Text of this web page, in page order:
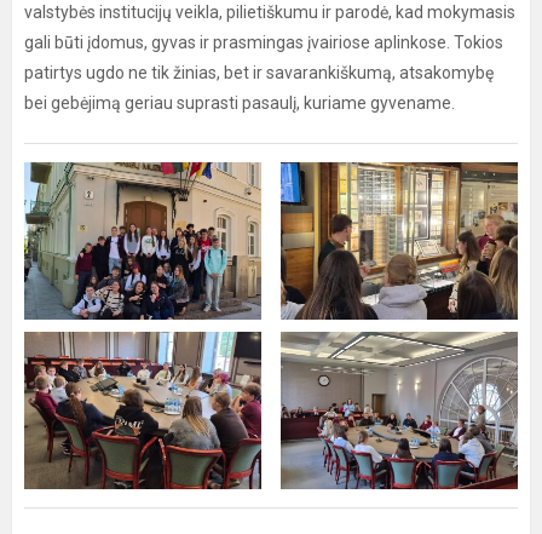
valstybės institucijų veikla, pilietiškumu ir parodė, kad mokymasis
gali būti įdomus, gyvas ir prasmingas įvairiose aplinkose. Tokios
patirtys ugdo ne tik žinias, bet ir savarankiškumą, atsakomybę
bei gebėjimą geriau suprasti pasaulį, kuriame gyvename.